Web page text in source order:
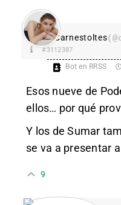
Carnestoltes
#3112387
Bot en RRSS
Esos nueve de
ellos… por qué
Y los de Sumar
se va a presentar
9